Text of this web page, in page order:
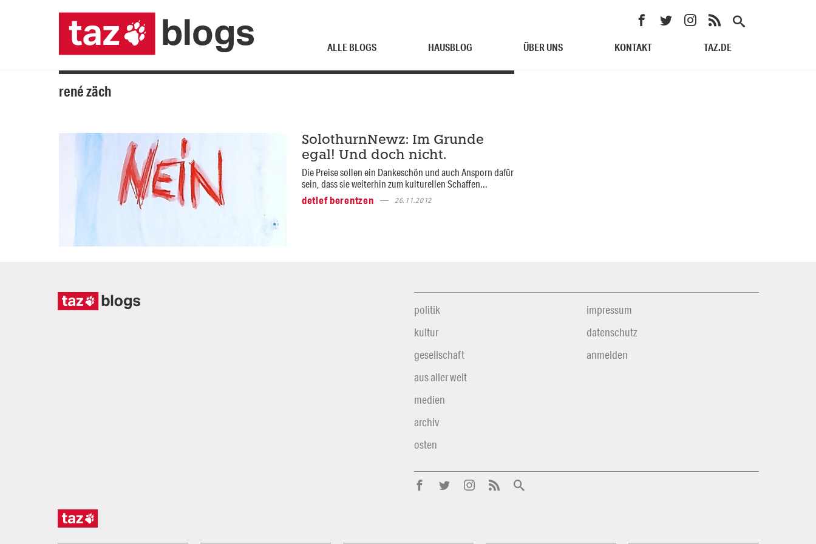
ALLE BLOGS HAUSBLOG ÜBER UNS KONTAKT TAZ.DE
rené zäch
SolothurnNewz: Im Grunde
egal! Und doch nicht.
Die Preise sollen ein Dankeschön und auch Ansporn dafür
sein, dass sie weiterhin zum kulturellen Schaffen...
detlef berentzen
26.11.2012
politik
kultur
gesellschaft
aus aller welt
medien
archiv
osten
impressum
datenschutz
anmelden